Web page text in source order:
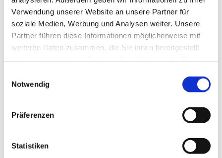
Verwendung unserer Website an unsere Partner für
soziale Medien, Werbung und Analysen weiter. Unsere
Partner führen diese Informationen möglicherweise mit
weiteren Daten zusammen, die Sie ihnen bereitgestellt
Notwendig
Präferenzen
Statistiken